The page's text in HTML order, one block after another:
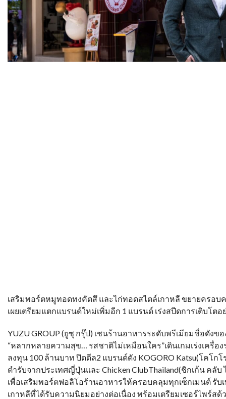
เสริมพอร์ตหมูทอดทงคัตสึ และไก่ทอดสไตล์เกาหลี ขยายครอบ
เผยเตรียมแตกแบรนด์ใหม่เพิ่มอีก 1 แบรนด์ เร่งสปีดการเติบโตอ
YUZU GROUP (ยูซุ กรุ๊ป) เชนร้านอาหารระดับพรีเมียมชื่อดังข
“หลากหลายความสุข… รสชาติไม่เหมือนใคร”เดินเกมเร่งเครื่อ
ลงทุน 100 ล้านบาท ปิดดีล2 แบรนด์ดัง KOGORO Katsu(โคโ
ตำรับจากประเทศญี่ปุ่นและ Chicken ClubThailand(ชิกเก้น คลั
เพื่อเสริมพอร์ตฟอลิโอร้านอาหารให้ครอบคลุมทุกเซ็กเมนต์ รั
เกาหลีที่ได้รับความนิยมอย่างต่อเนื่อง พร้อมเตรียมเซอร์ไพร์สด้